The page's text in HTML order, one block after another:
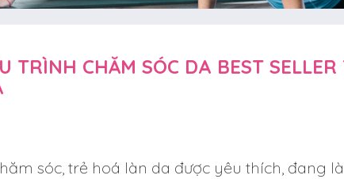
TRÌNH CHĂM SÓC DA BEST
sóc, trẻ hoá làn da được yêu thích, đang